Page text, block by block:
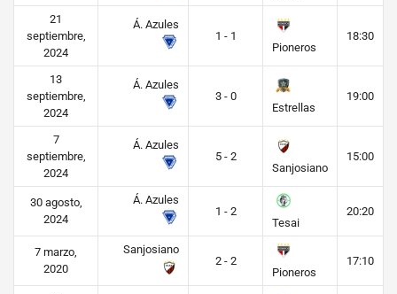
21
septiembre,
2024
Á. Azules
1 - 1
Pioneros
18:30
13
septiembre,
2024
Á. Azules
3 - 0
Estrellas
19:00
7
septiembre,
2024
Á. Azules
5 - 2
Sanjosiano
15:00
30 agosto,
2024
Á. Azules
1 - 2
Tesai
20:20
7 marzo,
2020
Sanjosiano
2 - 2
Pioneros
17:10